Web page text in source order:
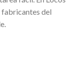
fabricantes del